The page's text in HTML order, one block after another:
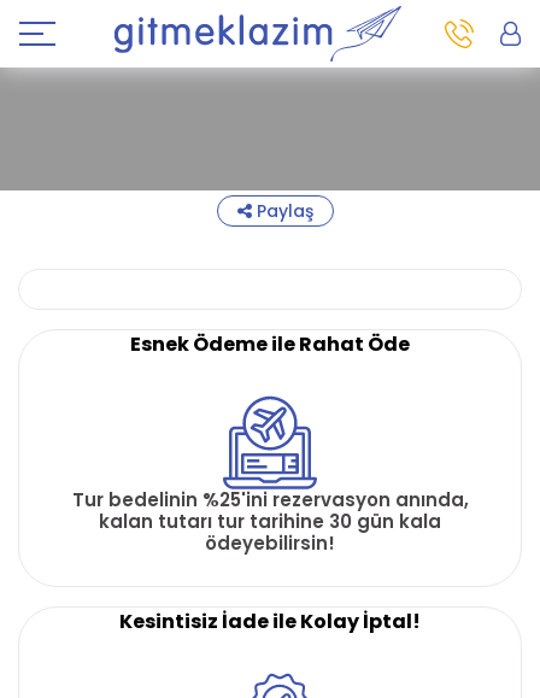
Paylaş
Esnek Ödeme ile Rahat Öde
Tur bedelinin %25'ini rezervasyon anında,
kalan tutarı tur tarihine 30 gün kala
ödeyebilirsin!
Kesintisiz İade ile Kolay İptal!